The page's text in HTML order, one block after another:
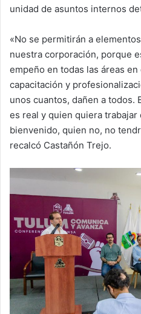
unidad de asuntos internos
«No se permitirán a
nuestra corporación, porque
empeño en todas las áreas
capacitación y
unos cuantos, dañen a todos.
es real y quien quiera trabajar
bienvenido, quien no, no
recalcó Castañón Trejo.